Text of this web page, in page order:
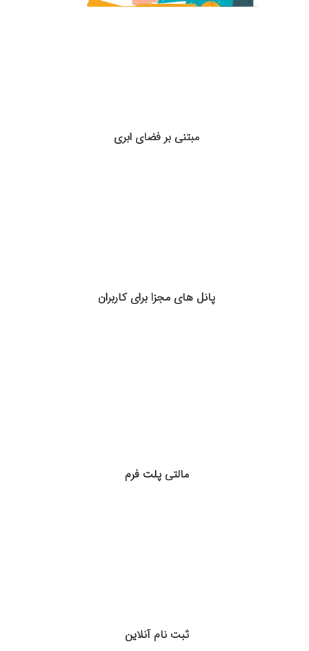
مبتنی بر فضای ابری
پانل های مجزا برای کاربران
مالتی پلت فرم
ثبت نام آنلاین